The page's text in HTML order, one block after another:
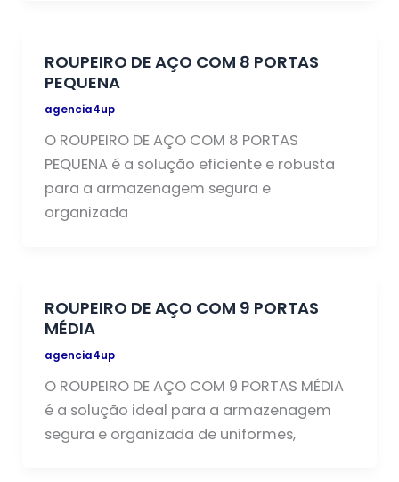
ROUPEIRO DE AÇO COM 8 PORTAS
PEQUENA
agencia4up
O ROUPEIRO DE AÇO COM 8 PORTAS
PEQUENA é a solução eficiente e robusta
para a armazenagem segura e
organizada
ROUPEIRO DE AÇO COM 9 PORTAS
MÉDIA
agencia4up
O ROUPEIRO DE AÇO COM 9 PORTAS MÉDIA
é a solução ideal para a armazenagem
segura e organizada de uniformes,